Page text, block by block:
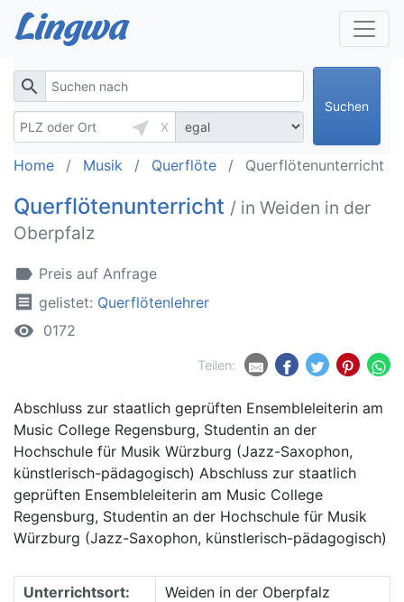
search
near_me
X
Suchen
Home Musik Querflöte Querflötenunterricht
Querflötenunterricht / in Weiden in der
Oberpfalz
label Preis auf Anfrage
receipt gelistet: Querflötenlehrer
remove_red_eye 0172
Teilen:
Abschluss zur staatlich geprüften Ensembleleiterin am
Music College Regensburg, Studentin an der
Hochschule für Musik Würzburg (Jazz-Saxophon,
künstlerisch-pädagogisch) Abschluss zur staatlich
geprüften Ensembleleiterin am Music College
Regensburg, Studentin an der Hochschule für Musik
Würzburg (Jazz-Saxophon, künstlerisch-pädagogisch)
Unterrichtsort:
Weiden in der Oberpfalz